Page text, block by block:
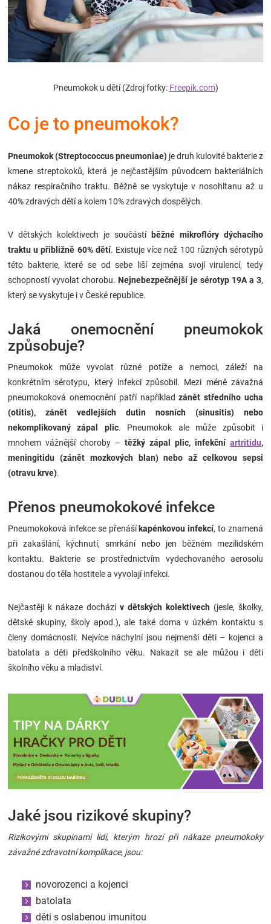
Těhotenské
oblečení
Značky
Blog
Hračkářství
Pneumokok u dětí (Zdroj fotky: Freepik.com)
Co je to pneumokok?
Pneumokok (Streptococcus pneumoniae) je druh kulovité bakterie z
kmene streptokoků, která je nejčastějším původcem bakteriálních
nákaz respiračního traktu. Běžně se vyskytuje v nosohltanu až u
40% zdravých dětí a kolem 10% zdravých dospělých.
V dětských kolektivech je součástí běžné mikroflóry dýchacího
traktu u přibližně 60% dětí. Existuje více než 100 různých sérotypů
této bakterie, které se od sebe liší zejména svojí virulencí, tedy
schopností vyvolat chorobu.Nejnebezpečnější je sérotyp 19A a 3,
který se vyskytuje i v České republice.
Jaká onemocnění pneumokok
způsobuje?
Pneumokok může vyvolat různé potíže a nemoci, záleží na
konkrétním sérotypu, který infekci způsobil. Mezi méně závažná
pneumokoková onemocnění patří napříkladzánět středního ucha
(otitis), zánět vedlejších dutin nosních (sinusitis) nebo
nekomplikovaný zápal plic. Pneumokok ale může způsobit i
mnohem vážnější choroby – těžký zápal plic, infekční artritidu,
meningitidu (zánět mozkových blan) nebo až celkovou sepsi
(otravu krve).
Přenos pneumokokové infekce
Pneumokoková infekce se přenáší kapénkovou infekcí, to znamená
při zakašlání, kýchnutí, smrkání nebo jen běžném mezilidském
kontaktu. Bakterie se prostřednictvím vydechovaného aerosolu
dostanou do těla hostitele a vyvolají infekci.
Nejčastěji k nákaze dochází v dětských kolektivech (jesle, školky,
dětské skupiny, školy apod.), ale také doma v úzkém kontaktu s
členy domácnosti. Nejvíce náchylní jsou nejmenší děti – kojenci a
batolata a děti předškolního věku. Nakazit se ale můžou i děti
školního věku a mladiství.
Jaké jsou rizikové skupiny?
Rizikovými skupinami lidí, kterým hrozí při nákaze pneumokoky
závažné zdravotní komplikace, jsou:
novorozenci a kojenci
batolata
děti s oslabenou imunitou